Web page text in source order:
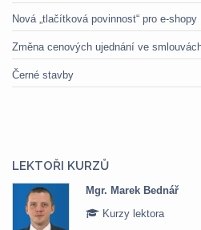
Nová „tlačítková povinnost“ pro e-shopy
Změna cenových ujednání ve
Černé stavby
LEKTOŘI KURZŮ
Mgr. Marek Bednář
Kurzy lektora